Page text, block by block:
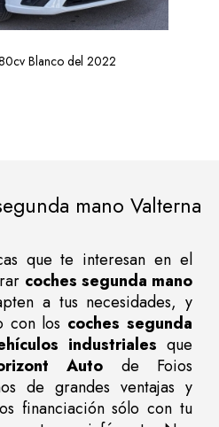
Blanco del 2022
mano Valterna
que te interesan en el
coches segunda mano
a tus necesidades, y
con los coches segunda
industriales que
Auto de Foios
de grandes ventajas y
financiación sólo con tu